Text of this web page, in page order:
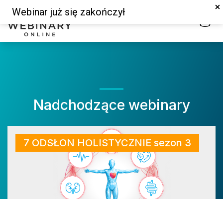
Nadchodzące webinary
7 ODSŁON HOLISTYCZNIE sezon 3